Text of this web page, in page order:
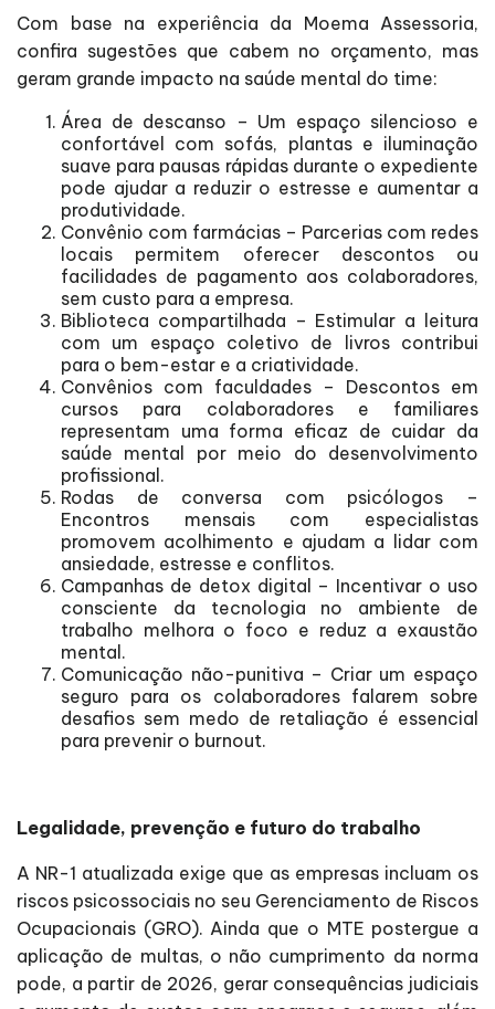
Com base na experiência da Moema Assessoria,
confira sugestões que cabem no orçamento, mas
geram grande impacto na saúde mental do time:
Área de descanso – Um espaço silencioso e
confortável com sofás, plantas e iluminação
suave para pausas rápidas durante o expediente
pode ajudar a reduzir o estresse e aumentar a
produtividade.
Convênio com farmácias – Parcerias com redes
locais permitem oferecer descontos ou
facilidades de pagamento aos colaboradores,
sem custo para a empresa.
Biblioteca compartilhada – Estimular a leitura
com um espaço coletivo de livros contribui
para o bem-estar e a criatividade.
Convênios com faculdades – Descontos em
cursos para colaboradores e familiares
representam uma forma eficaz de cuidar da
saúde mental por meio do desenvolvimento
profissional.
Rodas de conversa com psicólogos –
Encontros mensais com especialistas
promovem acolhimento e ajudam a lidar com
ansiedade, estresse e conflitos.
Campanhas de detox digital – Incentivar o uso
consciente da tecnologia no ambiente de
trabalho melhora o foco e reduz a exaustão
mental.
Comunicação não-punitiva – Criar um espaço
seguro para os colaboradores falarem sobre
desafios sem medo de retaliação é essencial
para prevenir o burnout.
Legalidade, prevenção e futuro do trabalho
A NR-1 atualizada exige que as empresas incluam os
riscos psicossociais no seu Gerenciamento de Riscos
Ocupacionais (GRO). Ainda que o MTE postergue a
aplicação de multas, o não cumprimento da norma
pode, a partir de 2026, gerar consequências judiciais